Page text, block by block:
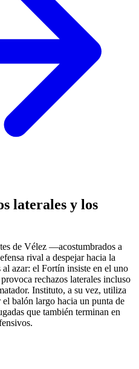
laterales y los
de Vélez —acostumbrados a
rival a despejar hacia la
azar: el Fortín insiste en el uno
rechazos laterales incluso
Instituto, a su vez, utiliza
balón largo hacia un punta de
que también terminan en